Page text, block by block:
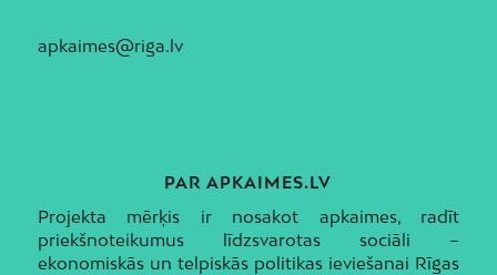
apkaimes@riga.lv
PAR APKAIMES.LV
Projekta mērķis ir nosakot apkaimes, radīt
priekšnoteikumus līdzsvarotas sociāli –
ekonomiskās un telpiskās politikas ieviešanai Rīgas